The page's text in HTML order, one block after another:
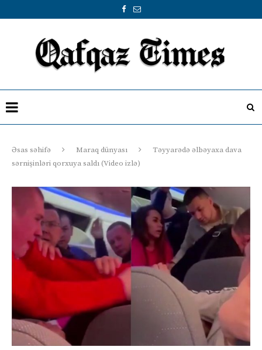
Əsas səhifə Maraq dünyası
Təyyarədə əlbəyaxa dava
sərnişinləri qorxuya saldı (Video izlə)